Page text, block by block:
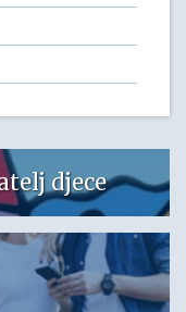
djece